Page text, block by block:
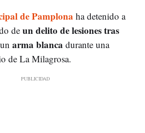
de Pamplona ha detenido a
de un delito de lesiones tras
arma blanca durante una
de La Milagrosa.